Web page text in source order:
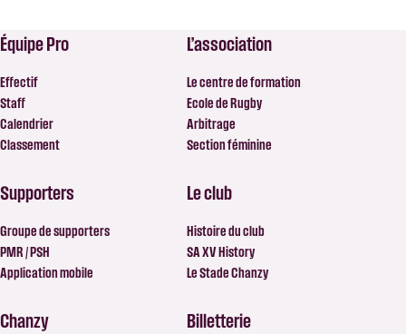
Équipe Pro
Effectif
Staff
Calendrier
Classement
L’association
Le centre de formation
Ecole de Rugby
Arbitrage
Section féminine
Supporters
Groupe de supporters
PMR / PSH
Application mobile
Le club
Histoire du club
SA XV History
Le Stade Chanzy
Chanzy Billetterie